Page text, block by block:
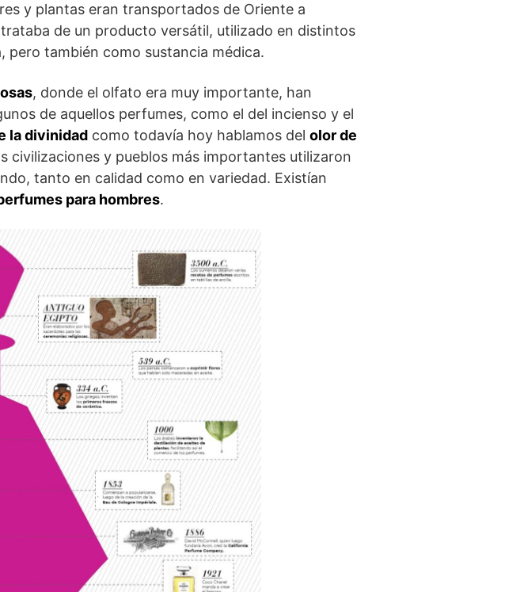
y plantas eran transportados de Oriente a
de un producto versátil, utilizado en distintos
pero también como sustancia médica.
, donde el olfato era muy importante, han
de aquellos perfumes, como el del incienso y el
la divinidad como todavía hoy hablamos del olor de
civilizaciones y pueblos más importantes utilizaron
tanto en calidad como en variedad. Existían
para hombres.